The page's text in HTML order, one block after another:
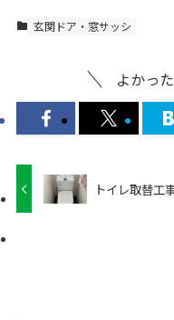
玄関ドア・窓サッシ
よかっ
トイレ取替工